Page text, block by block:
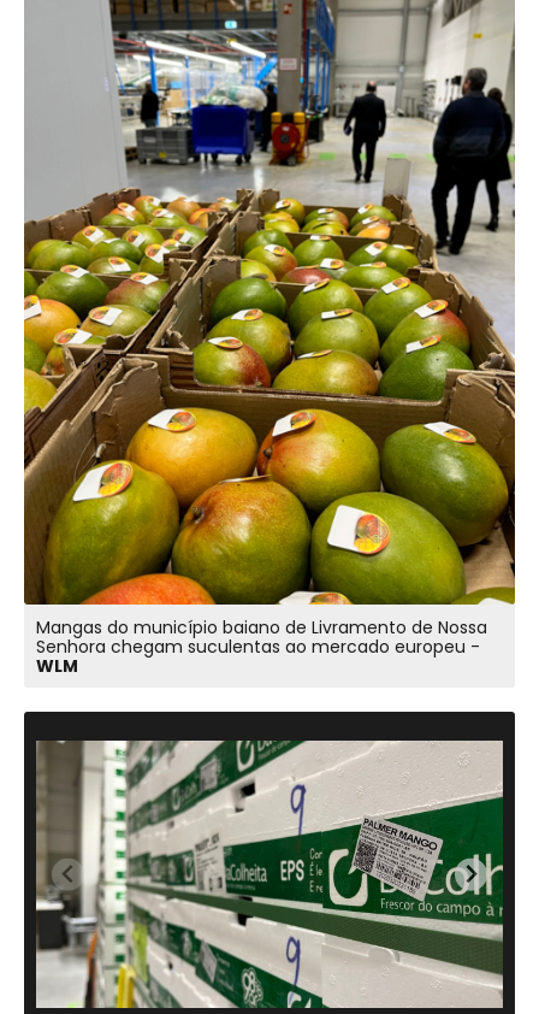
Mangas do município baiano de Livramento de Nossa
Senhora chegam suculentas ao mercado europeu -
WLM